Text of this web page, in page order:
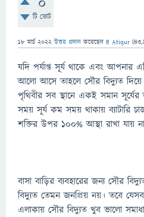
টি ভোট
18 মার্চ 2022 উত্তর প্রদান করেছেন R Atiqur (
যদি পর্যাপ্ত সূর্য থাকে এবং আপনার
আলো আসে তাহলে সৌর বিদ্যুত দিয়ে
পৃথিবীর সব স্থানে একই সমান সূর্যের
সময় সূর্য কম সময় থাকায় ব্যাটারি
শক্তির উপর ১০০% আস্থা রাখা যায়
বাসা বাড়ির ব্যবহারের জন্য সৌর
বিদ্যুত তেমন জনপ্রিয় নয়। তবে
এলাকায় সৌর বিদ্যুত খুব ভালো